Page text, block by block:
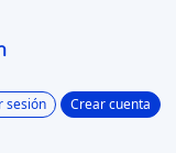
sesión Crear cuenta